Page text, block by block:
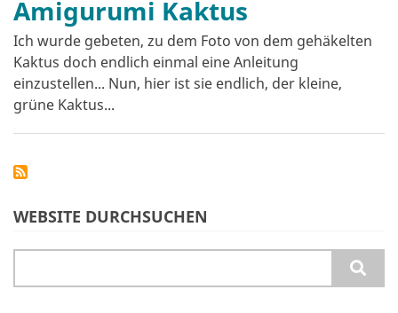
Amigurumi Kaktus
Ich wurde gebeten, zu dem Foto von dem gehäkelten
Kaktus doch endlich einmal eine Anleitung
einzustellen... Nun, hier ist sie endlich, der kleine,
grüne Kaktus...
WEBSITE DURCHSUCHEN